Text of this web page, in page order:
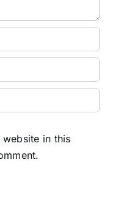
website in this